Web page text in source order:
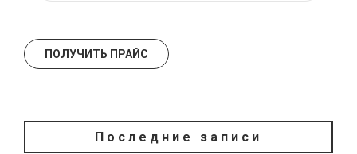
Последние записи